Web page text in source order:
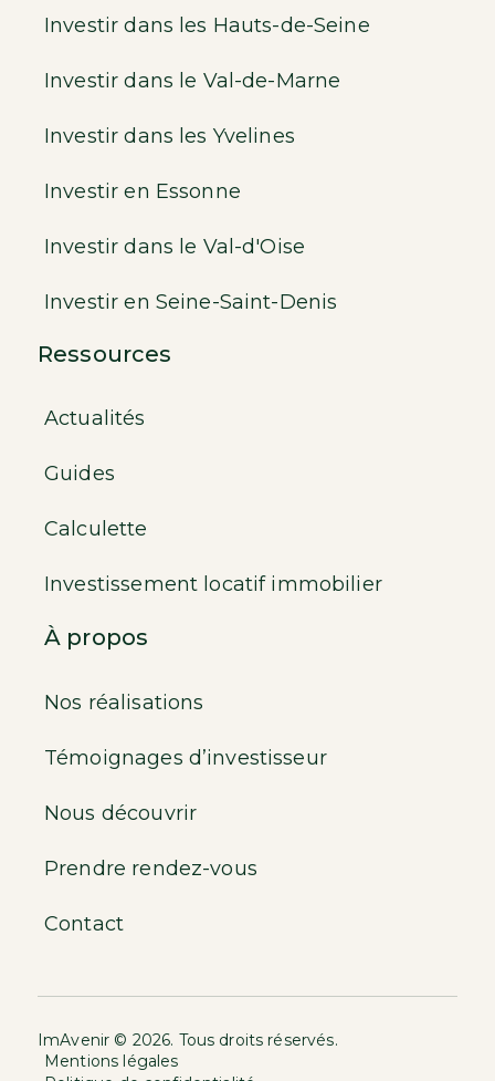
Investir dans les Hauts-de-Seine
Investir dans le Val-de-Marne
Investir dans les Yvelines
Investir en Essonne
Investir dans le Val-d'Oise
Investir en Seine-Saint-Denis
Ressources
Actualités
Guides
Calculette
Investissement locatif immobilier
À propos
Nos réalisations
Témoignages d’investisseur
Nous découvrir
Prendre rendez-vous
Contact
ImAvenir © 2026. Tous droits réservés.
Mentions légales